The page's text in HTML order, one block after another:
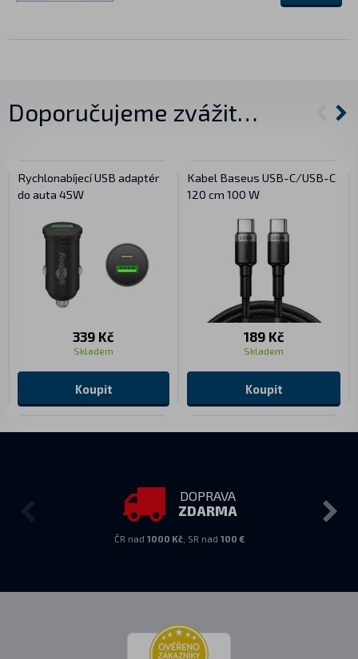
Doporučujeme zvážit…
Rychlonabíjecí USB adaptér
do auta 45W
339 Kč
Skladem
Koupit
Kabel Baseus USB-C/USB-C
120 cm 100 W
189 Kč
Skladem
Koupit
DOPRAVA
ZDARMA
ČR nad 1000 Kč, SR nad 100 €